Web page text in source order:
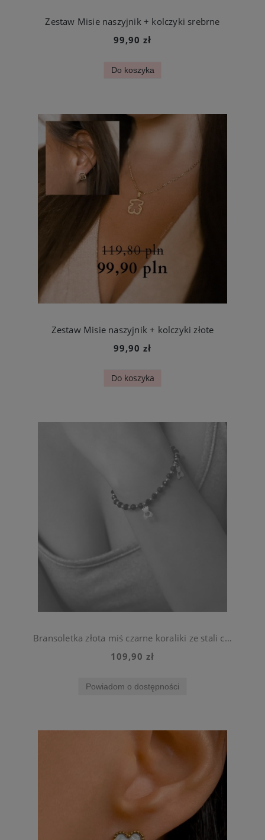
Zestaw Misie naszyjnik + kolczyki srebrne
99,90 zł
Do koszyka
Zestaw Misie naszyjnik + kolczyki złote
99,90 zł
Do koszyka
Bransoletka złota miś czarne koraliki ze stali chirurgicznej
109,90 zł
Powiadom o dostępności